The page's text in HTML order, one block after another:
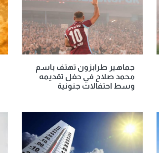
جماهير طرابزون تهتف باسم
محمد صلاح في حفل تقديمه
وسط احتفالات جنونية